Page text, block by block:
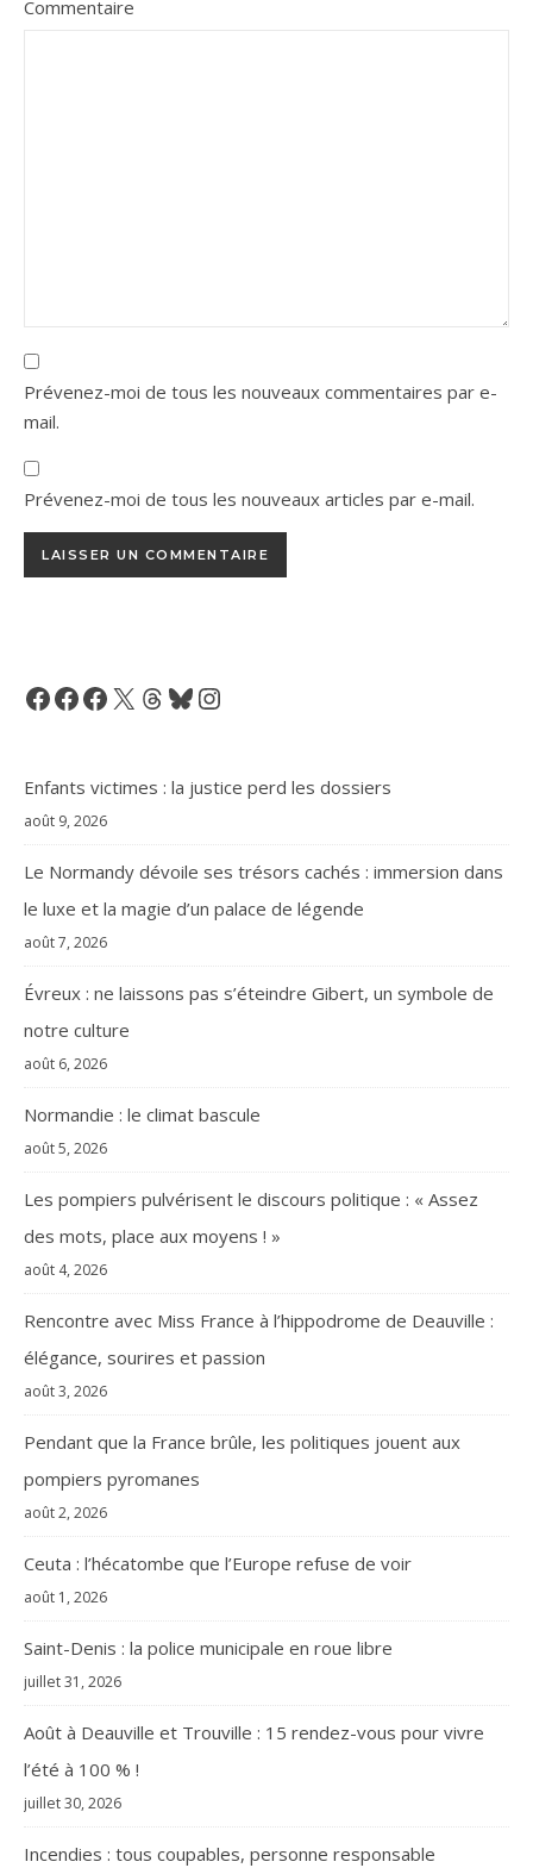
Commentaire
Prévenez-moi de tous les nouveaux commentaires par e-
mail.
Prévenez-moi de tous les nouveaux articles par e-mail.
Facebook
Facebook
Facebook
X Threads
BlueskyInstagram
Enfants victimes : la justice perd les dossiers
août 9, 2026
Le Normandy dévoile ses trésors cachés : immersion dans
le luxe et la magie d’un palace de légende
août 7, 2026
Évreux : ne laissons pas s’éteindre Gibert, un symbole de
notre culture
août 6, 2026
Normandie : le climat bascule
août 5, 2026
Les pompiers pulvérisent le discours politique : « Assez
des mots, place aux moyens ! »
août 4, 2026
Rencontre avec Miss France à l’hippodrome de Deauville :
élégance, sourires et passion
août 3, 2026
Pendant que la France brûle, les politiques jouent aux
pompiers pyromanes
août 2, 2026
Ceuta : l’hécatombe que l’Europe refuse de voir
août 1, 2026
Saint-Denis : la police municipale en roue libre
juillet 31, 2026
Août à Deauville et Trouville : 15 rendez-vous pour vivre
l’été à 100 % !
juillet 30, 2026
Incendies : tous coupables, personne responsable